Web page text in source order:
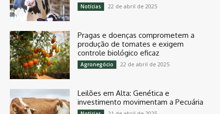
Notícias 22 de abril de 2025
Pragas e doenças comprometem a
produção de tomates e exigem
controle biológico eficaz
Agronegócio 22 de abril de 2025
Leilões em Alta: Genética e
investimento movimentam a Pecuária